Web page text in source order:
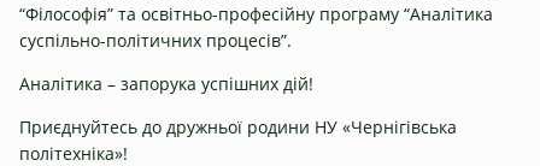
“Філософія” та освітньо-професійну програму “Аналітика
суспільно-політичних процесів”.
Аналітика – запорука успішних дій!
Приєднуйтесь до дружньої родини НУ «Чернігівська
політехніка»!